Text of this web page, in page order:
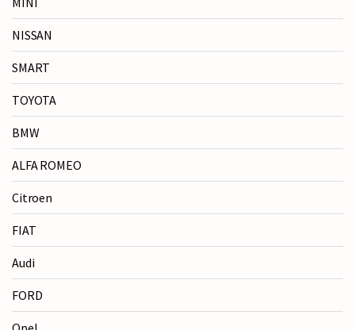
NISSAN
SMART
TOYOTA
BMW
ALFA ROMEO
Citroen
FIAT
Audi
FORD